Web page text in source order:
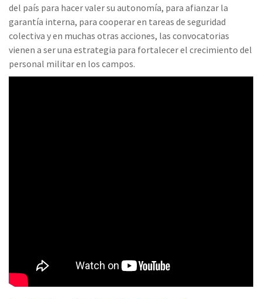
del país para hacer valer su autonomía, para afianzar la
garantía interna, para cooperar en tareas de seguridad
colectiva y en muchas otras acciones, las convocatorias
vienen a ser una estrategia para fortalecer el crecimiento del
personal militar en los campos.